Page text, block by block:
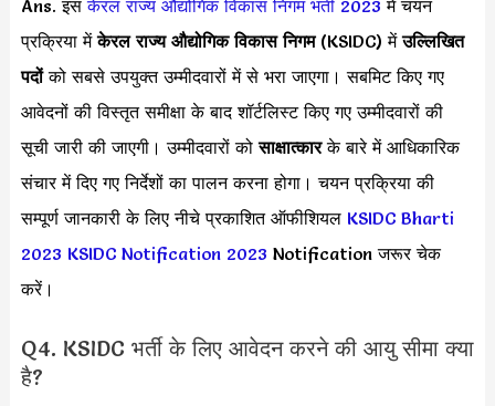
Ans. इसकेरल राज्य औद्योगिक विकास निगम भर्ती 2023 में चयन
प्रक्रिया मेंकेरल राज्य औद्योगिक विकास निगम(KSIDC) मेंउल्लिखित
पदोंको सबसे उपयुक्त उम्मीदवारों में से भरा जाएगा। सबमिट किए गए
आवेदनों की विस्तृत समीक्षा के बाद शॉर्टलिस्ट किए गए उम्मीदवारों की
सूची जारी की जाएगी। उम्मीदवारों कोसाक्षात्कारके बारे में आधिकारिक
संचार में दिए गए निर्देशों का पालन करना होगा। चयन प्रक्रिया की
सम्पूर्ण जानकारी के लिए नीचे प्रकाशित ऑफीशियल KSIDC Bharti
2023 KSIDC Notification 2023 Notification जरूर चेक
करें।
Q4. KSIDC भर्ती के लिए आवेदन करने की आयु सीमा क्या
है?